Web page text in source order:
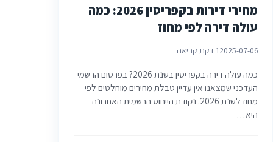
מחירי דירות בקפריסין 2026: כמה
עולה דירה לפי מחוז
2025-07-061 דקת קריאה
כמה עולה דירה בקפריסין בשנת 2026? בפרסום הרשמי
העדכני שמצאנו אין עדיין טבלת מחירים מוחלטים לפי
מחוז לשנת 2026. נקודת הייחוס הרשמית האחרונה
היא…